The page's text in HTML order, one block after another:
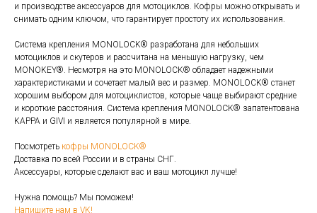
и производстве аксессуаров для мотоциклов. Кофры можно открывать и
снимать одним ключом, что гарантирует простоту их использования.
Система крепления MONOLOCK® разработана для небольших
мотоциклов и скутеров и рассчитана на меньшую нагрузку, чем
MONOKEY®. Несмотря на это MONOLOCK® обладает надежными
характеристиками и сочетает малый вес и размер. MONOLOCK® станет
хорошим выбором для мотоциклистов, которые чаще выбирают средние
и короткие расстояния. Система крепления MONOLOCK® запатентована
KAPPA и GIVI и является популярной в мире.
Посмотреть кофры MONOLOCK®
Доставка по всей России и в страны СНГ.
Аксессуары, которые сделают вас и ваш мотоцикл лучше!
Нужна помощь? Мы поможем!
Напишите нам в VK!